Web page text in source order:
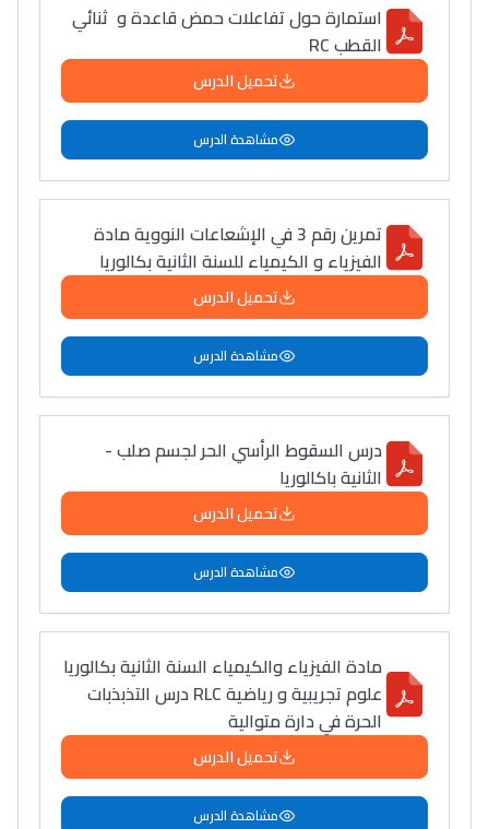
استمارة حول تفاعلات حمض قاعدة و ثنائي
القطب RC
تحميل الدرس
مشاهدة الدرس
تمرين رقم 3 في الإشعاعات النووية مادة
الفيزياء و الكيمياء للسنة الثانية بكالوريا
تحميل الدرس
مشاهدة الدرس
درس السقوط الرأسي الحر لجسم صلب -
الثانية باكالوريا
تحميل الدرس
مشاهدة الدرس
مادة الفيزياء والكيمياء السنة الثانية بكالوريا
علوم تجريبية و رياضية RLC درس التذبذبات
الحرة في دارة متوالية
تحميل الدرس
مشاهدة الدرس